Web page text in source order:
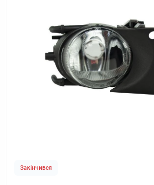
Закінчився